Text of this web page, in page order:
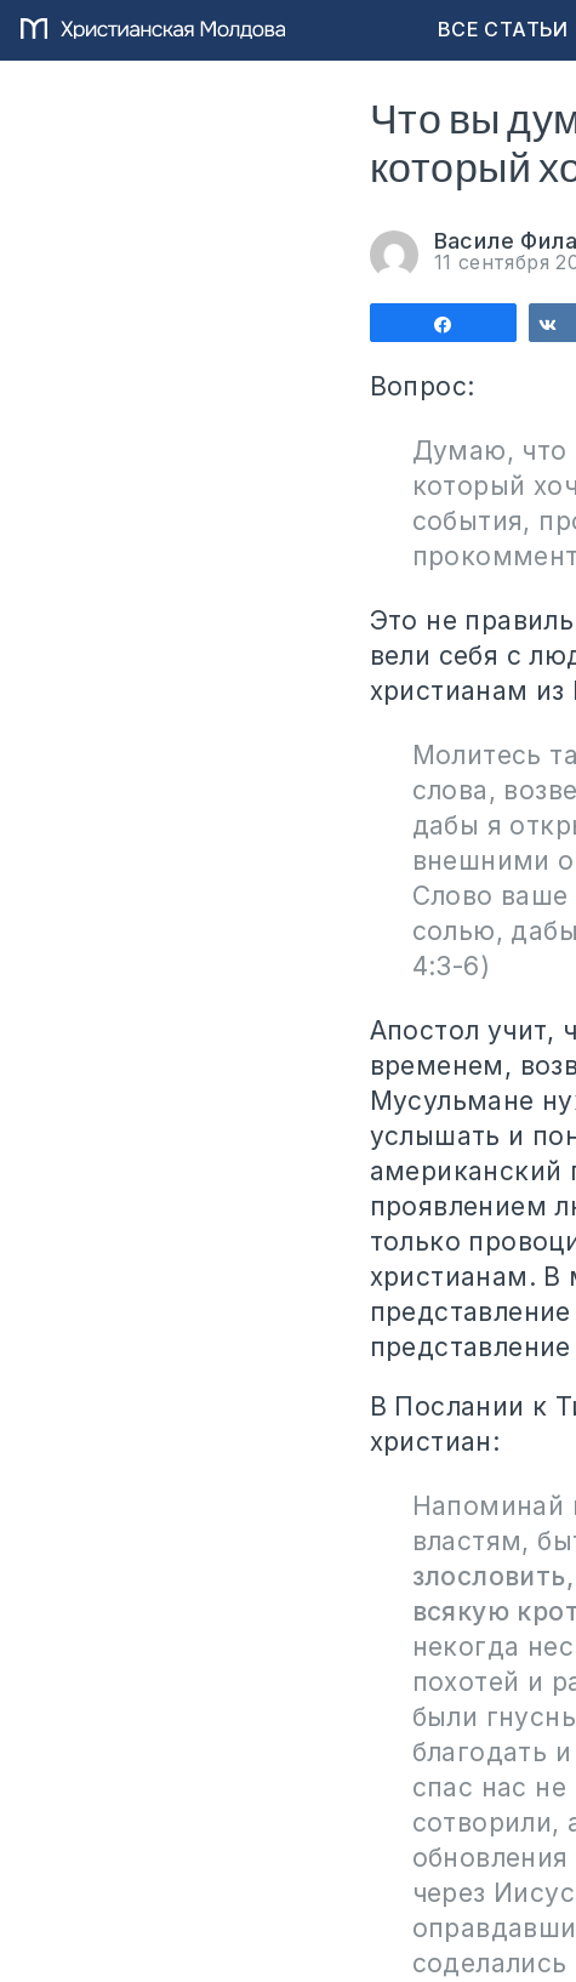
ВСЕ СТАТЬИ
Что вы
который
Василе
11 сентября
Поделиться
Вопрос:
Думаю, что
который
события,
Это не
вели себя с
христианам из
Молитесь
слова,
дабы я
внешними
Слово ваше
солью,
4:3-6)
Апостол учит,
временем,
Мусульмане
услышать и
американский
проявлением
только
христианам. В
В Послании к
христиан:
Напоминай
властям,
всякую
некогда
похотей и
были
благодать
спас нас
сотворили,
через